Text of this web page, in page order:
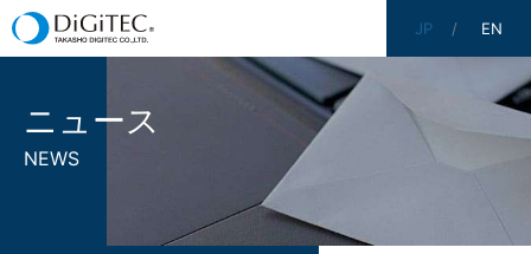
JP EN
ニュース
NEWS